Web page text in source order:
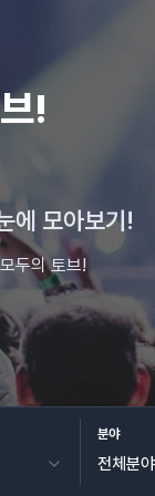
!
에 모아보기!
두의 토브!
분야